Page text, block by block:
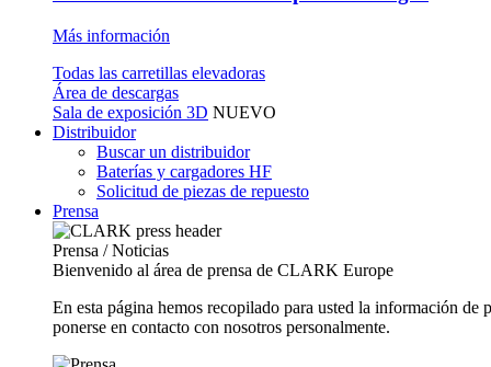
Más información
Todas las carretillas elevadoras
Área de descargas
Sala de exposición 3D NUEVO
Distribuidor
Buscar un distribuidor
Baterías y cargadores HF
Solicitud de piezas de repuesto
Prensa
Prensa / Noticias
Bienvenido al área de prensa de CLARK Europe
En esta página hemos recopilado para usted la información
ponerse en contacto con nosotros personalmente.